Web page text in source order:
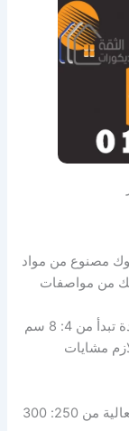
مصنوع من مواد
من مواصفات
جهاز مشايات انترلوك أن سماكة القطعة الواحدة تبدأ من 4: 8 سم
مشايات
يقاوم مشايات انترلوك الأحمال والضغوط العالية من 250: 300